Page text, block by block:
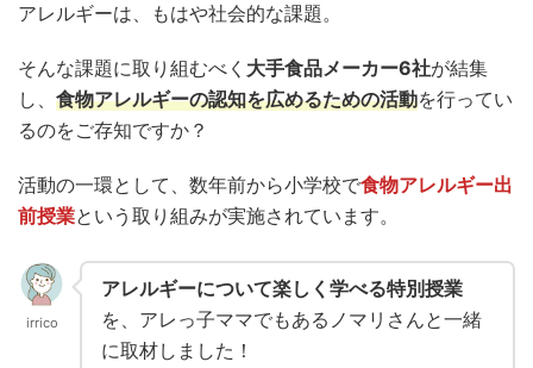
アレルギーは、もはや社会的な課題。
そんな課題に取り組むべく 大手食品メーカー6社が結集
し、 食物アレルギーの認知を広めるための活動を行ってい
るのをご存知ですか？
活動の一環として、数年前から小学校で食物アレルギー出
前授業という取り組みが実施されています。
irrico
アレルギーについて楽しく学べる特別授業
を、アレっ子ママでもあるノマリさんと一緒
に取材しました！